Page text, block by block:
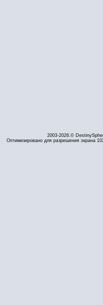
2003-2026.©
Оптимизировано для разрешения экрана